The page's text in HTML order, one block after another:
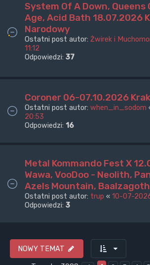
System Of A Down, Queens
Age, Acid Bath 18.07.2026
Narodowy
Ostatni post autor: Żwirek i
11:12
Odpowiedzi: 37
Coroner 06-07.10.2026
Ostatni post autor: when_in_sodom
20:53
Odpowiedzi: 16
Metal Kommando Fest X
Wawa, VooDoo - Neolith,
Azels Mountain,
Ostatni post autor: trup « 10-07-
Odpowiedzi: 3
NOWY TEMAT